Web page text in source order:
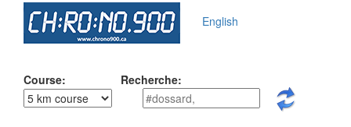
English
Course: Recherche: